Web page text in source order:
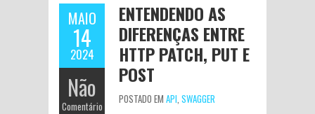
MAIO
14
2024
Não
Comentário
ENTENDENDO AS
DIFERENÇAS ENTRE
HTTP PATCH, PUT E
POST
POSTADO EM API, SWAGGER